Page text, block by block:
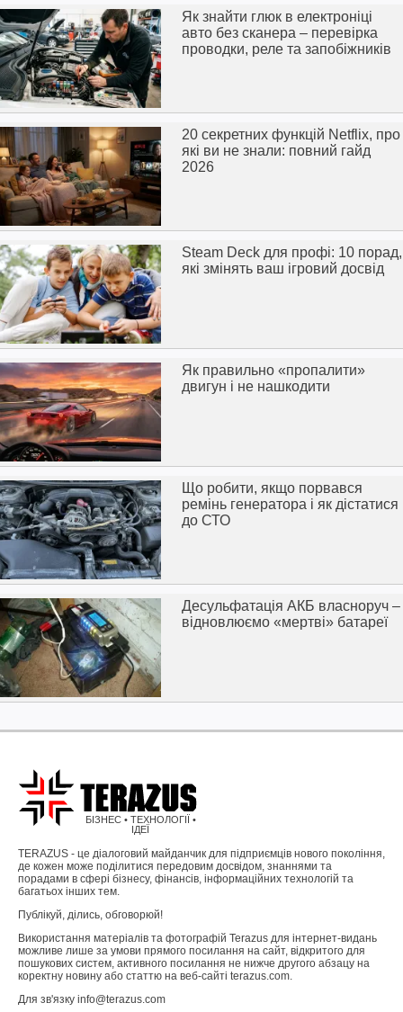
Як знайти глюк в електроніці
авто без сканера – перевірка
проводки, реле та запобіжників
20 секретних функцій Netflix, про
які ви не знали: повний гайд
2026
Steam Deck для профі: 10 порад,
які змінять ваш ігровий досвід
Як правильно «пропалити»
двигун і не нашкодити
Що робити, якщо порвався
ремінь генератора і як дістатися
до СТО
Десульфатація АКБ власноруч –
відновлюємо «мертві» батареї
БІЗНЕС • ТЕХНОЛОГІЇ •
ІДЕЇ
TERAZUS - це діалоговий майданчик для підприємців нового покоління,
де кожен може поділитися передовим досвідом, знаннями та
порадами в сфері бізнесу, фінансів, інформаційних технологій та
багатьох інших тем.
Публікуй, ділись, обговорюй!
Використання матеріалів та фотографій Terazus для інтернет-видань
можливе лише за умови прямого посилання на сайт, відкритого для
пошукових систем, активного посилання не нижче другого абзацу на
коректну новину або статтю на веб-сайті terazus.com.
Для зв'язку info@terazus.com